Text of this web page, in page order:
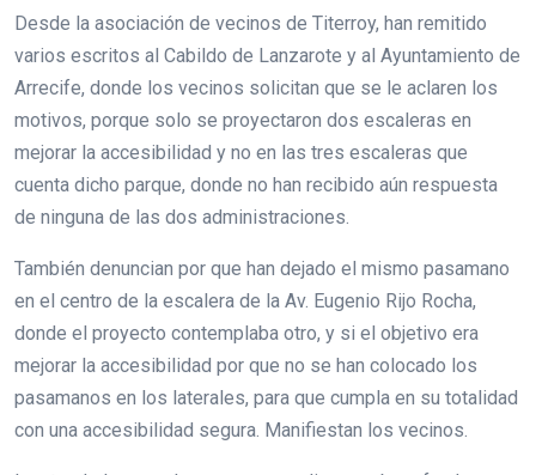
Desde la asociación de vecinos de Titerroy, han remitido
varios escritos al Cabildo de Lanzarote y al Ayuntamiento de
Arrecife, donde los vecinos solicitan que se le aclaren los
motivos, porque solo se proyectaron dos escaleras en
mejorar la accesibilidad y no en las tres escaleras que
cuenta dicho parque, donde no han recibido aún respuesta
de ninguna de las dos administraciones.
También denuncian por que han dejado el mismo pasamano
en el centro de la escalera de la Av. Eugenio Rijo Rocha,
donde el proyecto contemplaba otro, y si el objetivo era
mejorar la accesibilidad por que no se han colocado los
pasamanos en los laterales, para que cumpla en su totalidad
con una accesibilidad segura. Manifiestan los vecinos.